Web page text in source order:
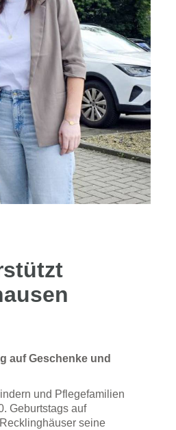
auf Geschenke und
und Pflegefamilien
Geburtstags auf
seine